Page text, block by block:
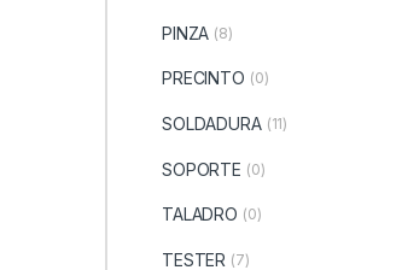
PINZA (8)
PRECINTO (0)
SOLDADURA (11)
SOPORTE (0)
TALADRO (0)
TESTER (7)